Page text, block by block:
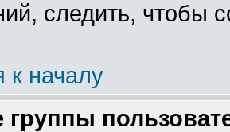
следить, чтобы
к началу
группы